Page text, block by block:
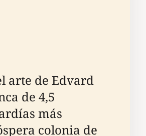
arte de Edvard
de 4,5
más
colonia de